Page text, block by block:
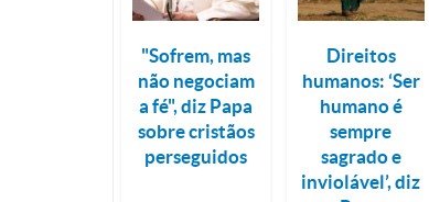
"Sofrem, mas
não negociam
a fé", diz Papa
sobre cristãos
perseguidos
Direitos
humanos: ‘Ser
humano é
sempre
sagrado e
inviolável’, diz